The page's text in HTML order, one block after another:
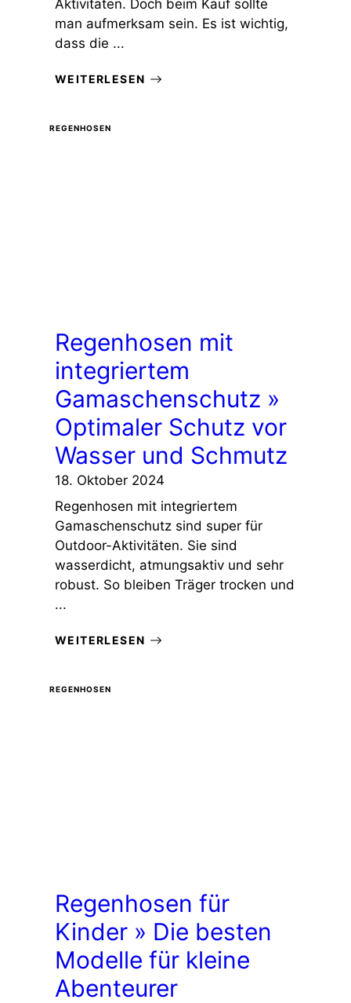
Aktivitäten. Doch beim Kauf sollte
man aufmerksam sein. Es ist wichtig,
dass die ...
WEITERLESEN
REGENHOSEN
Regenhosen mit
integriertem
Gamaschenschutz »
Optimaler Schutz vor
Wasser und Schmutz
18. Oktober 2024
Regenhosen mit integriertem
Gamaschenschutz sind super für
Outdoor-Aktivitäten. Sie sind
wasserdicht, atmungsaktiv und sehr
robust. So bleiben Träger trocken und
...
WEITERLESEN
REGENHOSEN
Regenhosen für
Kinder » Die besten
Modelle für kleine
Abenteurer